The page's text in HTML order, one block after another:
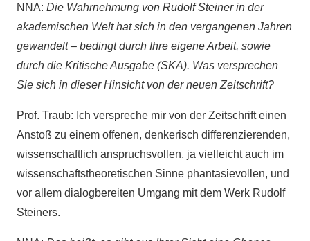
NNA: Die Wahrnehmung von Rudolf Steiner in der
akademischen Welt hat sich in den vergangenen Jahren
gewandelt – bedingt durch Ihre eigene Arbeit, sowie
durch die Kritische Ausgabe (SKA). Was versprechen
Sie sich in dieser Hinsicht von der neuen Zeitschrift?
Prof. Traub: Ich verspreche mir von der Zeitschrift einen
Anstoß zu einem offenen, denkerisch differenzierenden,
wissenschaftlich anspruchsvollen, ja vielleicht auch im
wissenschaftstheoretischen Sinne phantasievollen, und
vor allem dialogbereiten Umgang mit dem Werk Rudolf
Steiners.